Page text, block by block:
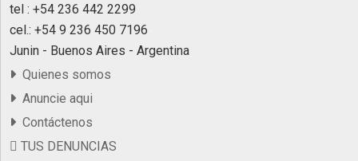
tel : +54 236 442 2299
cel.: +54 9 236 450 7196
Junin - Buenos Aires - Argentina
Quienes somos
Anuncie aqui
Contáctenos
TUS DENUNCIAS